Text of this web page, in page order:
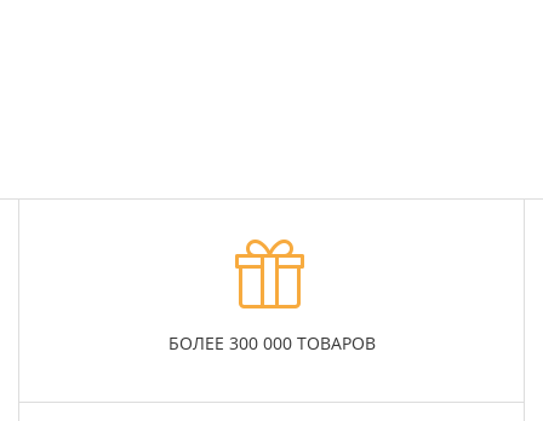
БОЛЕЕ 300 000 ТОВАРОВ